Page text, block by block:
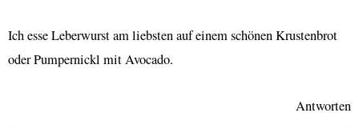
Ich esse Leberwurst am liebsten auf einem schönen Krustenbrot
oder Pumpernickl mit Avocado.
Antworten